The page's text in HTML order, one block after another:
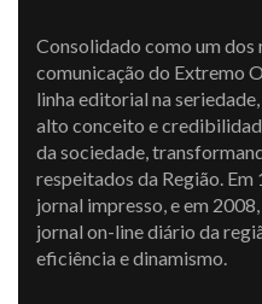
Consolidado como um
comunicação do Extremo
linha editorial na
alto conceito e
da sociedade,
respeitados da Região.
jornal impresso, e em
jornal on-line diário da
eficiência e dinamismo.